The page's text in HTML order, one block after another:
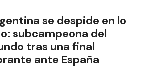
se despide en lo
subcampeona del
tras una final
ante España